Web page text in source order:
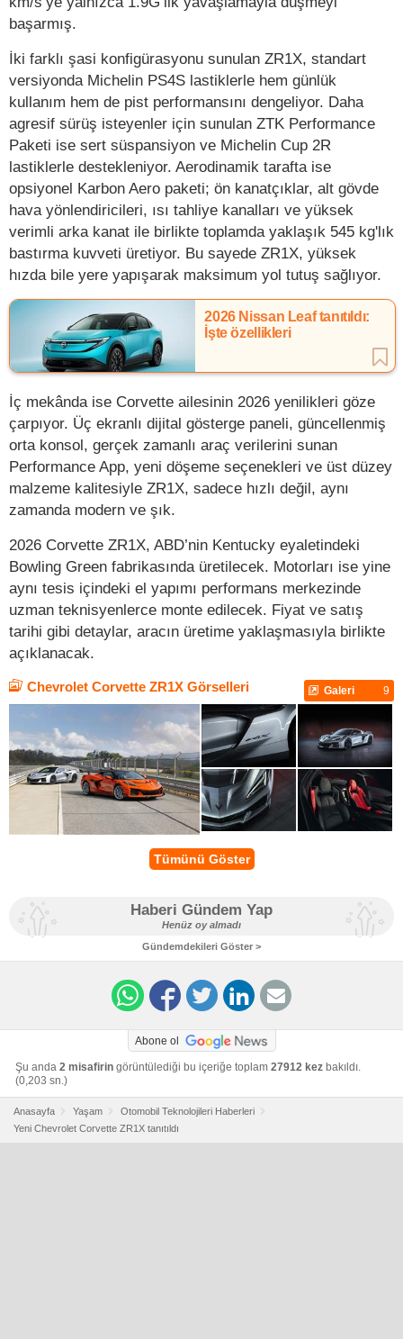
başarmış.
İki farklı şasi konfigürasyonu sunulan ZR1X, standart
versiyonda Michelin PS4S lastiklerle hem günlük
kullanım hem de pist performansını dengeliyor. Daha
agresif sürüş isteyenler için sunulan ZTK Performance
Paketi ise sert süspansiyon ve Michelin Cup 2R
lastiklerle destekleniyor. Aerodinamik tarafta ise
opsiyonel Karbon Aero paketi; ön kanatçıklar, alt gövde
hava yönlendiricileri, ısı tahliye kanalları ve yüksek
verimli arka kanat ile birlikte toplamda yaklaşık 545 kg'lık
bastırma kuvveti üretiyor. Bu sayede ZR1X, yüksek
hızda bile yere yapışarak maksimum yol tutuş sağlıyor.
2026 Nissan Leaf tanıtıldı:
İşte özellikleri
İç mekânda ise Corvette ailesinin 2026 yenilikleri göze
çarpıyor. Üç ekranlı dijital gösterge paneli, güncellenmiş
orta konsol, gerçek zamanlı araç verilerini sunan
Performance App, yeni döşeme seçenekleri ve üst düzey
malzeme kalitesiyle ZR1X, sadece hızlı değil, aynı
zamanda modern ve şık.
2026 Corvette ZR1X, ABD’nin Kentucky eyaletindeki
Bowling Green fabrikasında üretilecek. Motorları ise yine
aynı tesis içindeki el yapımı performans merkezinde
uzman teknisyenlerce monte edilecek. Fiyat ve satış
tarihi gibi detaylar, aracın üretime yaklaşmasıyla birlikte
açıklanacak.
Chevrolet Corvette ZR1X Görselleri Galeri 9
Tümünü Göster
Haberi Gündem Yap
Henüz oy almadı
Gündemdekileri Göster >
Abone ol
Şu anda 2 misafirin görüntülediği bu içeriğe toplam 27912 kez bakıldı.
(0,203 sn.)
Anasayfa Yaşam
Otomobil Teknolojileri Haberleri
Yeni Chevrolet Corvette ZR1X tanıtıldı